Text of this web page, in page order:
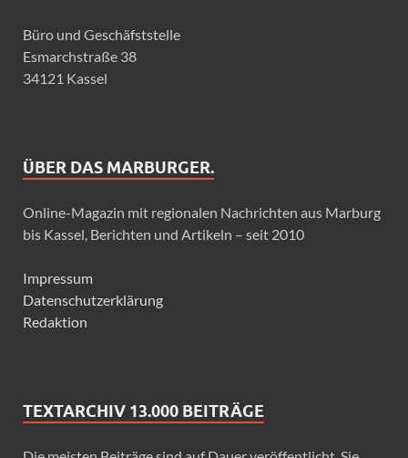
Büro und Geschäfststelle
Esmarchstraße 38
34121 Kassel
ÜBER DAS MARBURGER.
Online-Magazin mit regionalen Nachrichten aus Marburg
bis Kassel, Berichten und Artikeln – seit 2010
Impressum
Datenschutzerklärung
Redaktion
TEXTARCHIV 13.000 BEITRÄGE